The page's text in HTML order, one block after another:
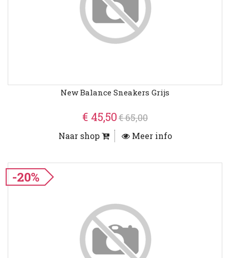
New Balance Sneakers Grijs
€ 45,50€ 65,00
Naar shop Meer info
-20%